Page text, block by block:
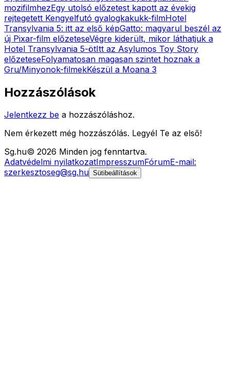
mozifilmhezEgy utolsó előzetest kapott az évekig
rejtegetett Kengyelfutó gyalogkakukk-filmHotel
Transylvania 5: itt az első képGatto: magyarul beszél az
új Pixar-film előzeteseVégre kiderült, mikor láthatjuk a
Hotel Transylvania 5-ötItt az Asylumos Toy Story
előzeteseFolyamatosan magasan szintet hoznak a
Gru/Minyonok-filmekKészül a Moana 3
Hozzászólások
Jelentkezz be a hozzászóláshoz.
Nem érkezett még hozzászólás. Legyél Te az első!
Sg.hu© 2026 Minden jog fenntartva.
Adatvédelmi nyilatkozatImpresszumFórumE-mail:
szerkesztoseg@sg.hu Sütibeállítások